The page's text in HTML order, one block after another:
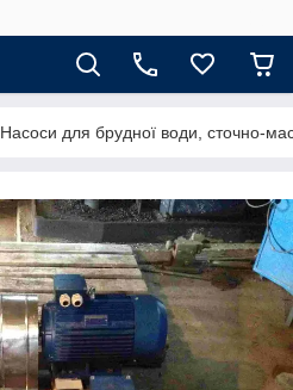
Насоси для брудної води,